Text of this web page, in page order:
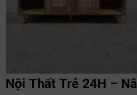
Nội Thất Trẻ 24H –